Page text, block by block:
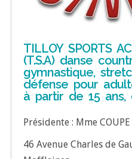
TILLOY SPORTS
(T.S.A) danse
gymnastique,
défense pour
à partir de 15 ans,
Présidente : Mme
46 Avenue Charles de